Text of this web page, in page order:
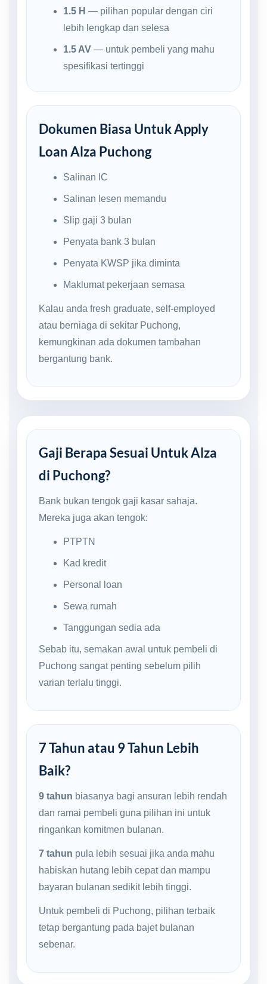
1.5 H — pilihan popular dengan ciri
lebih lengkap dan selesa
1.5 AV— untuk pembeli yang mahu
spesifikasi tertinggi
Dokumen Biasa Untuk Apply
Loan Alza Puchong
Salinan IC
Salinan lesen memandu
Slip gaji 3 bulan
Penyata bank 3 bulan
Penyata KWSP jika diminta
Maklumat pekerjaan semasa
Kalau anda fresh graduate, self-employed
atau berniaga di sekitar Puchong,
kemungkinan ada dokumen tambahan
bergantung bank.
Gaji Berapa Sesuai Untuk Alza
di Puchong?
Bank bukan tengok gaji kasar sahaja.
Mereka juga akan tengok:
PTPTN
Kad kredit
Personal loan
Sewa rumah
Tanggungan sedia ada
Sebab itu, semakan awal untuk pembeli di
Puchong sangat penting sebelum pilih
varian terlalu tinggi.
7 Tahun atau 9 Tahun Lebih
Baik?
9 tahun biasanya bagi ansuran lebih rendah
dan ramai pembeli guna pilihan ini untuk
ringankan komitmen bulanan.
7 tahun pula lebih sesuai jika anda mahu
habiskan hutang lebih cepat dan mampu
bayaran bulanan sedikit lebih tinggi.
Untuk pembeli di Puchong, pilihan terbaik
tetap bergantung pada bajet bulanan
sebenar.